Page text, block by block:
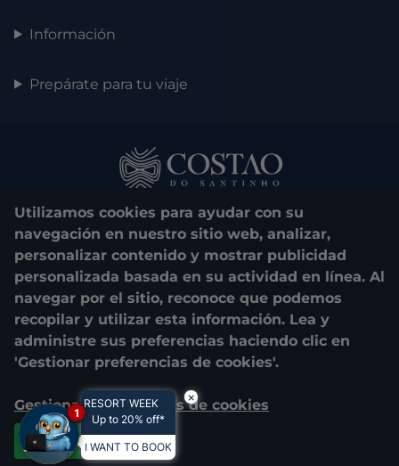
Utilizamos cookies para ayudar con su
navegación en nuestro sitio web, analizar,
personalizar contenido y mostrar publicidad
personalizada basada en su actividad en línea. Al
navegar por el sitio, reconoce que podemos
recopilar y utilizar esta información. Lea y
administre sus preferencias haciendo clic en
'Gestionar preferencias de cookies'.
Gestionar preferencias de cookies
Aceptar todas RESERVAR
Información
Prepárate para tu viaje
0800 048 1000
© 2025. Costão do Santinho. All rights reserved.
CNPJ e Razão Social:COSTÃO DO SANTINHO TURISMO E LAZER
LTDA.
04.908.757/0001-39
Estrada Vereador Onildo Lemos, 2505 - Praia do Santinho
Florianópolis - Santa Catarina - 88058-700
×
RESORT WEEK
Up to 20% off*
I WANT TO BOOK
1